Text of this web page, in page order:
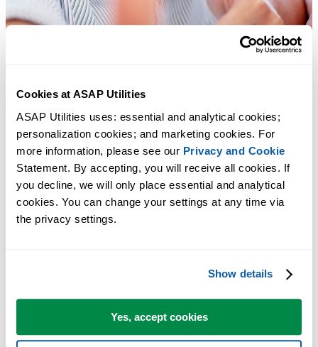
Cookies at ASAP Utilities
ASAP Utilities uses: essential and analytical cookies;
personalization cookies; and marketing cookies. For
more information, please see our Privacy and Cookie
Statement. By accepting, you will receive all cookies. If
you decline, we will only place essential and analytical
cookies. You can change your settings at any time via
the privacy settings.
Show details
Yes, accept cookies
Ahorra tiempo en Excel. Así de fácil.
ASAP Utilities te ayuda a ahorrar tiempo y a hacer cosas que Excel
por sí solo no puede hacer.